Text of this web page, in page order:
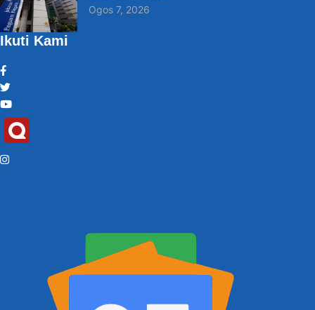
Ogos 7, 2026
Ikuti Kami